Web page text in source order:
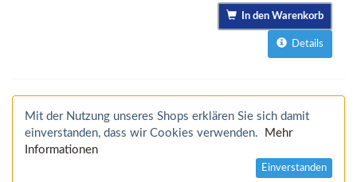
In den Warenkorb
Details
Mit der Nutzung unseres Shops erklären Sie sich damit
einverstanden, dass wir Cookies verwenden.
Mehr
Informationen
Einverstanden